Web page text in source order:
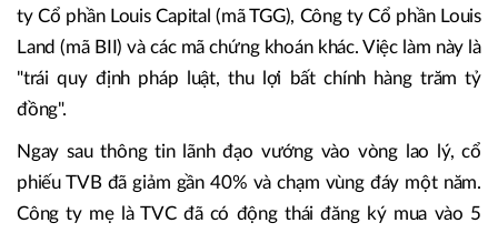
ty Cổ phần Louis Capital (mã TGG), Công ty Cổ phần Louis
Land (mã BII) và các mã chứng khoán khác. Việc làm này là
"trái quy định pháp luật, thu lợi bất chính hàng trăm tỷ
đồng".
Ngay sau thông tin lãnh đạo vướng vào vòng lao lý, cổ
phiếu TVB đã giảm gần 40% và chạm vùng đáy một năm.
Công ty mẹ là TVC đã có động thái đăng ký mua vào 5